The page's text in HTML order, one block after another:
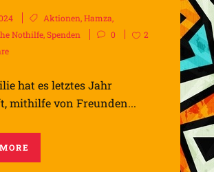
Aktionen,Hamza,
Nothilfe,Spenden 0
2
hat es letztes Jahr
mithilfe von Freunden...